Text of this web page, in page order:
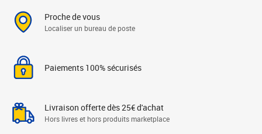
Proche de vous
Localiser un bureau de poste
Paiements 100% sécurisés
Livraison offerte dès 25€ d'achat
Hors livres et hors produits marketplace